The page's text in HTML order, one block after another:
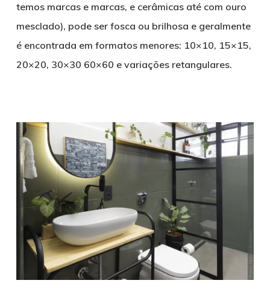
temos marcas e marcas, e cerâmicas até com ouro
mesclado), pode ser fosca ou brilhosa e geralmente
é encontrada em formatos menores: 10×10, 15×15,
20×20, 30×30 60×60 e variações retangulares.